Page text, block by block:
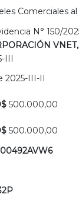
Comerciales
N° 150/
VNET,
III
2025-III-II
500.000,00
500.000,00